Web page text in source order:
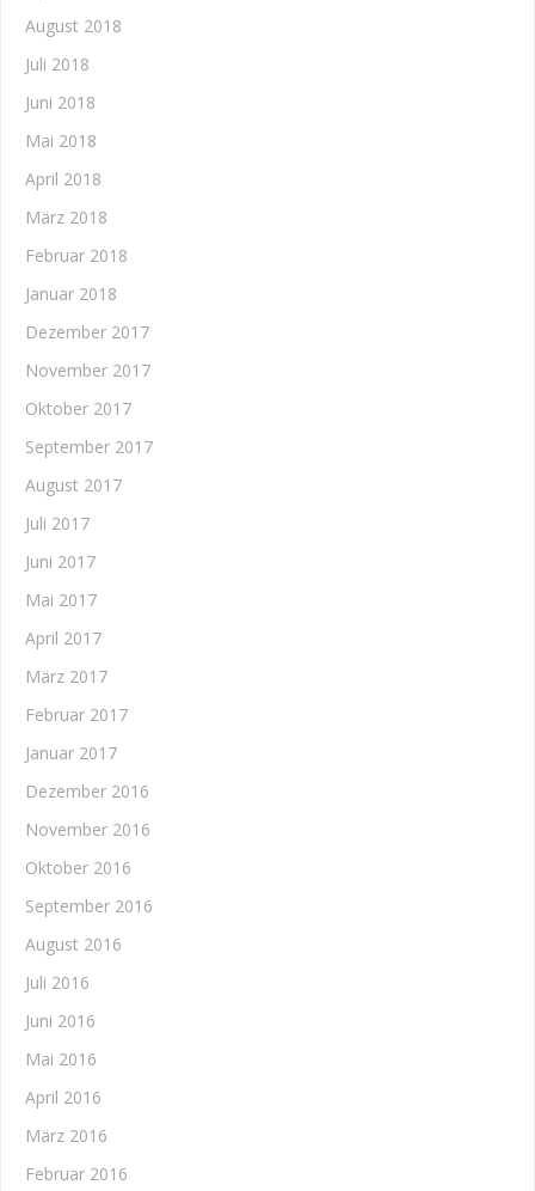
August 2018
Juli 2018
Juni 2018
Mai 2018
April 2018
März 2018
Februar 2018
Januar 2018
Dezember 2017
November 2017
Oktober 2017
September 2017
August 2017
Juli 2017
Juni 2017
Mai 2017
April 2017
März 2017
Februar 2017
Januar 2017
Dezember 2016
November 2016
Oktober 2016
September 2016
August 2016
Juli 2016
Juni 2016
Mai 2016
April 2016
März 2016
Februar 2016